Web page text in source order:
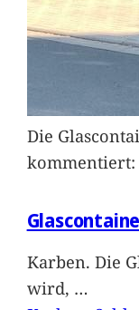
Die
kommentiert:
Karben. Die
wird, …